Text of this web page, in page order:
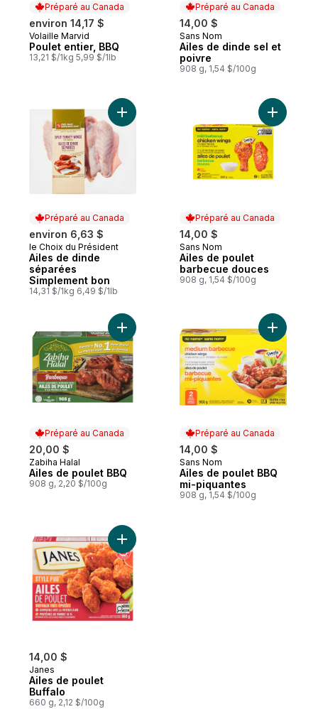
Préparé au Canada
environ 14,17 $
Préparé au Canada
Volaille Marvid
Poulet entier, BBQ
13,21 $/1kg 5,99 $/1lb
Préparé au Canada
14,00 $
Préparé au Canada
Sans Nom
Ailes de dinde sel et
poivre
908 g, 1,54 $/100g
Préparé au Canada
environ 6,63 $
Préparé au Canada
le Choix du Président
Ailes de dinde
séparées
Simplement bon
14,31 $/1kg 6,49 $/1lb
Ajouter Ailes de dinde séparées
Préparé au Canada
14,00 $
Préparé au Canada
Sans Nom
Ailes de poulet
barbecue douces
908 g, 1,54 $/100g
Ajouter
Préparé au Canada
20,00 $
Préparé au Canada
Zabiha Halal
Ailes de poulet BBQ
908 g, 2,20 $/100g
Ajouter Ailes de poulet BBQ au panier
Préparé au Canada
14,00 $
Préparé au Canada
Sans Nom
Ailes de poulet BBQ
mi-piquantes
908 g, 1,54 $/100g
Ajouter
14,00 $
Janes
Ailes de poulet
Buffalo
660 g, 2,12 $/100g
Ajouter Ailes de poulet Buffalo au panier